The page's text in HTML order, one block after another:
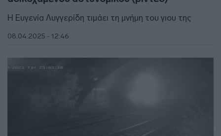
Η Ευγενία Λυγγερίδη τιμάει τη μνήμη του γιου της
08.04.2025 - 12:46